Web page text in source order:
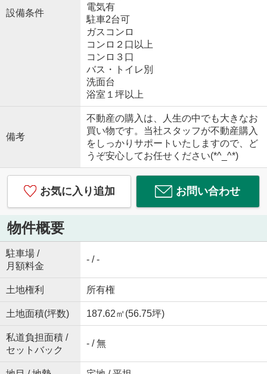
設備条件
電気有
駐車2台可
ガスコンロ
コンロ２口以上
コンロ３口
バス・トイレ別
洗面台
浴室１坪以上
備考
不動産の購入は、人生の中でも大きなお
買い物です。当社スタッフが不動産購入
をしっかりサポートいたしますので、ど
うぞ安心してお任せください(*^_^*)
お気に入り追加 お問い合わせ
物件概要
駐車場 /
月額料金
- / -
土地権利 所有権
土地面積(坪数) 187.62㎡(56.75坪)
私道負担面積 /
セットバック
- / 無